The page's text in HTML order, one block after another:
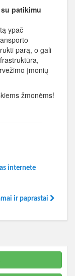
patikimu
ypač
parą, o gali
įmonių
žmonėms!
internete
ir paprastai